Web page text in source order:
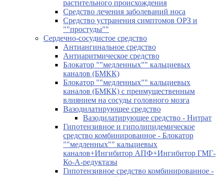
растительного происхождения
Средство лечения заболеваний носа
Средство устранения симптомов ОРЗ и
""простуды""
Сердечно-сосудистое средство
Антиангинальное средство
Антиаритмическое средство
Блокатор ""медленных"" кальциевых
каналов (БМКК)
Блокатор ""медленных"" кальциевых
каналов (БМКК) с преимущественным
влиянием на сосуды головного мозга
Вазодилатирующее средство
Вазодилатирующее средство - Нитрат
Гипотензивное и гиполипидемическое
средство комбинированное - Блокатор
""медленных"" кальциевых
каналов+Ингибитор АПФ+Ингибитор ГМГ-
Ко-А-редуктазы
Гипотензивное средство комбинированное -